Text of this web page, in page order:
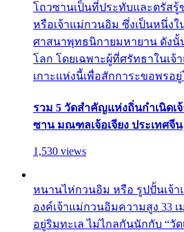
โถวซานเป็นที่ประทับและตรัส
หรือเจ้าแม่กวนอิม ซึ่งเป็นหนึ่ง
ศาสนาพุทธนิกายมหายาน ดังนั้
โลก โดยเฉพาะผู้ที่ศรัทธาในเจ้
เกาะแห่งนี้เพื่อสักการะขอพรอ
รวม 5 วัดสำคัญแห่งถิ่นกำเนิดเ
ซาน มณฑลเจ้อเจียง ประเทศจีน
1,530 views
หนานไห่กวนอิม หรือ รูปปั้นเจ้า
องค์เจ้าแม่กวนอิมความสูง 33
อยู่ริมทะเล ไม่ไกลกันนักกับ “วั